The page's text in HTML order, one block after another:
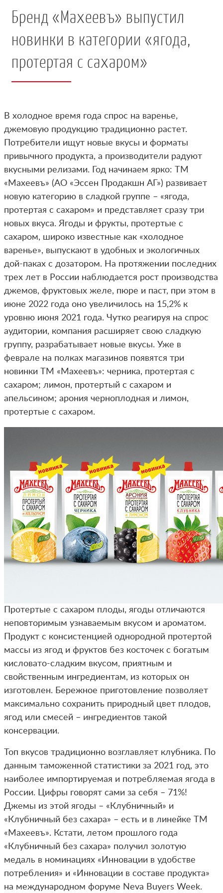
Бренд «Махеевъ» выпустил
новинки в категории «ягода,
протертая с сахаром»
В холодное время года спрос на варенье,
джемовую продукцию традиционно растет.
Потребители ищут новые вкусы и форматы
привычного продукта, а производители радуют
вкусными релизами. Год начинаем ярко: ТМ
«Махеевъ» (АО «Эссен Продакшн АГ») развивает
новую категорию в сладкой группе – «ягода,
протертая с сахаром» и представляет сразу три
новых вкуса. Ягоды и фрукты, протертые с
сахаром, широко известные как «холодное
варенье», выпускают в удобных и экологичных
дой-паках с дозатором. На протяжении последних
трех лет в России наблюдается рост производства
джемов, фруктовых желе, пюре и паст, при этом в
июне 2022 года оно увеличилось на 15,2% к
уровню июня 2021 года. Чутко реагируя на спрос
аудитории, компания расширяет свою сладкую
группу, разрабатывает новые вкусы. Уже в
феврале на полках магазинов появятся три
новинки ТМ «Махеевъ»: черника, протертая с
сахаром; лимон, протертый с сахаром и
апельсином; арония черноплодная и лимон,
протертые с сахаром.
Протертые с сахаром плоды, ягоды отличаются
неповторимым узнаваемым вкусом и ароматом.
Продукт с консистенцией однородной протертой
массы из ягод и фруктов без косточек с богатым
кисловато-сладким вкусом, приятным и
свойственным ингредиентам, из которых он
изготовлен. Бережное приготовление позволяет
максимально сохранить природный цвет плодов,
ягод или смесей – ингредиентов такой
консервации.
Топ вкусов традиционно возглавляет клубника. По
данным таможенной статистики за 2021 год, это
наиболее импортируемая и потребляемая ягода в
России. Цифры говорят сами за себя – 71%!
Джемы из этой ягоды – «Клубничный» и
«Клубничный без сахара» – есть и в линейке ТМ
«Махеевъ». Кстати, летом прошлого года
«Клубничный без сахара» получил золотую
медаль в номинациях «Инновации в удобстве
потребления» и «Инновации в составе продукта»
на международном форуме Neva Buyers Week.